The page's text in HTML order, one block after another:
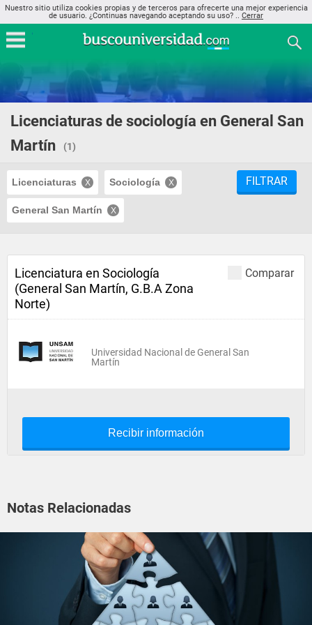
Nuestro sitio utiliza cookies propias y de terceros para ofrecerte una mejor experiencia
de usuario. ¿Continuas navegando aceptando su uso? .. Cerrar
Licenciaturas de sociología en General San
Martín
(1)
Licenciaturas Sociología
General San Martín
FILTRAR
Comparar
Licenciatura en Sociología
(General San Martín, G.B.A Zona
Norte)
Universidad Nacional de General San
Martín
Recibir información
Notas Relacionadas